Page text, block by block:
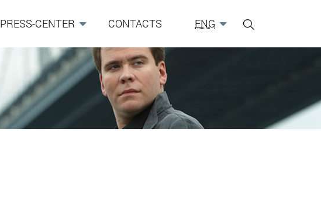
PRESS-CENTER CONTACTS ENG